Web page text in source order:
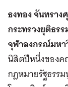
ธงทอง จันทรางศุ
กระทรวงยุติธ
จุฬาลงกรณ์มหา
นิสิตปีหนึ่งของค
กฎหมายรัฐธรร